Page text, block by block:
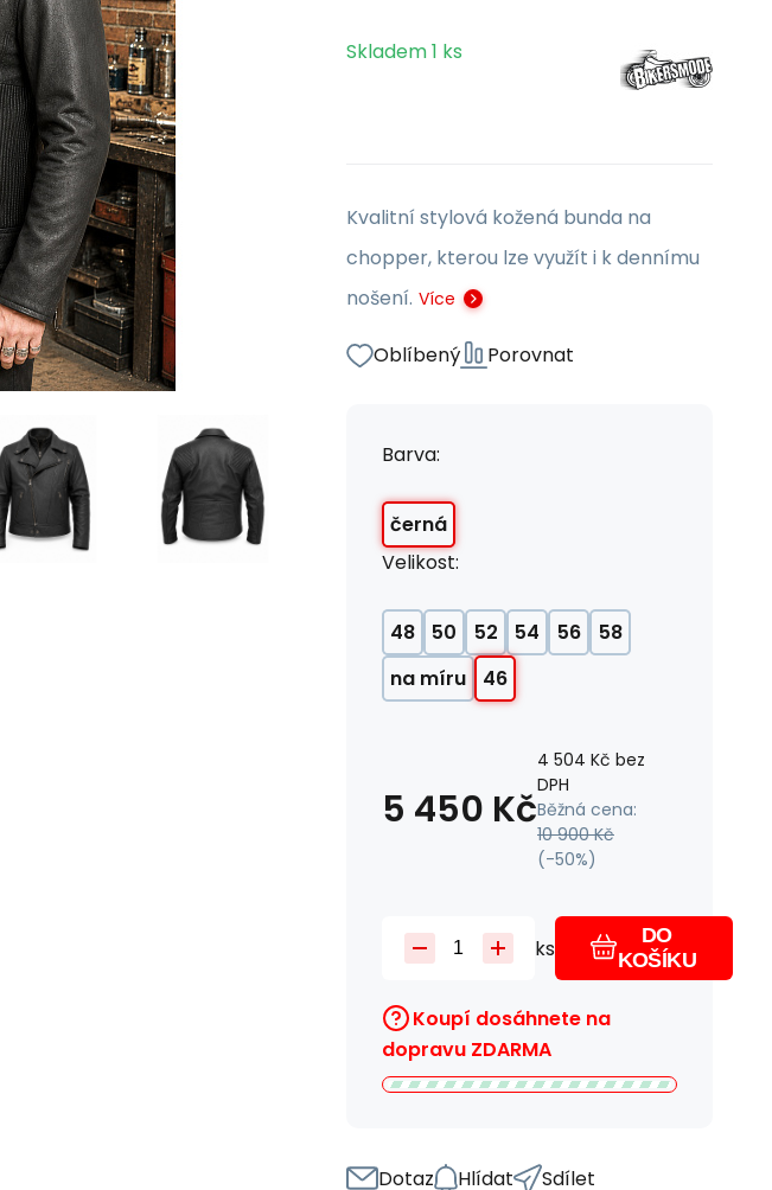
Skladem1 ks
Kvalitní stylová kožená bunda na
chopper, kterou lze využít i k dennímu
nošení. Více
Oblíbený Porovnat
Barva:
černá
Velikost:
48 50 52 54 56
58
na míru
46
5 450 Kč
4 504 Kč bez
DPH
Běžná cena:
10 900 Kč
(-50%)
ks
DO
KOŠÍKU
Koupí dosáhnete na
dopravu ZDARMA
Dotaz Hlídat Sdílet